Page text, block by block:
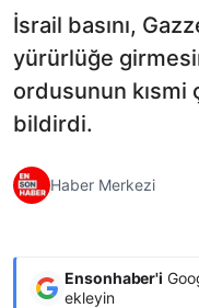
İsrail basını,
yürürlüğe
ordusunun kısmi
bildirdi.
Haber Merkezi
Ensonhaber'i
ekleyin